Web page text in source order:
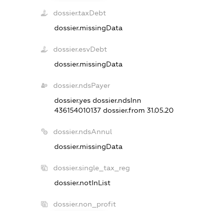
dossier.taxDebt
dossier.missingData
dossier.esvDebt
dossier.missingData
dossier.ndsPayer
dossier.yes dossier.ndsInn
436154010137 dossier.from 31.05.20
dossier.ndsAnnul
dossier.missingData
dossier.single_tax_reg
dossier.notInList
dossier.non_profit